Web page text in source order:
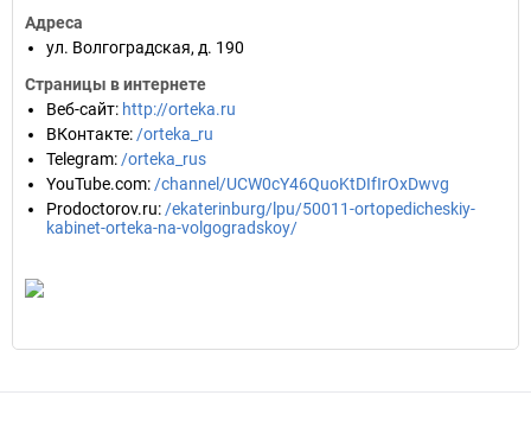
Адреса
ул. Волгоградская, д. 190
Страницы в интернете
Веб-сайт: http://orteka.ru
ВКонтакте: /orteka_ru
Telegram: /orteka_rus
YouTube.com: /channel/UCW0cY46QuoKtDIfIrOxDwvg
Prodoctorov.ru: /ekaterinburg/lpu/50011-ortopedicheskiy-
kabinet-orteka-na-volgogradskoy/